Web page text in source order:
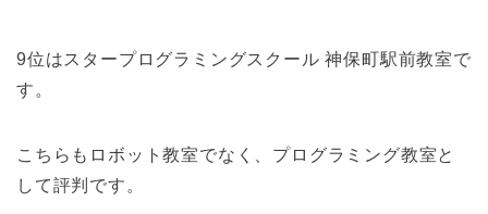
9位はスタープログラミングスクール 神保町駅前教室で
す。
こちらもロボット教室でなく、プログラミング教室と
して評判です。